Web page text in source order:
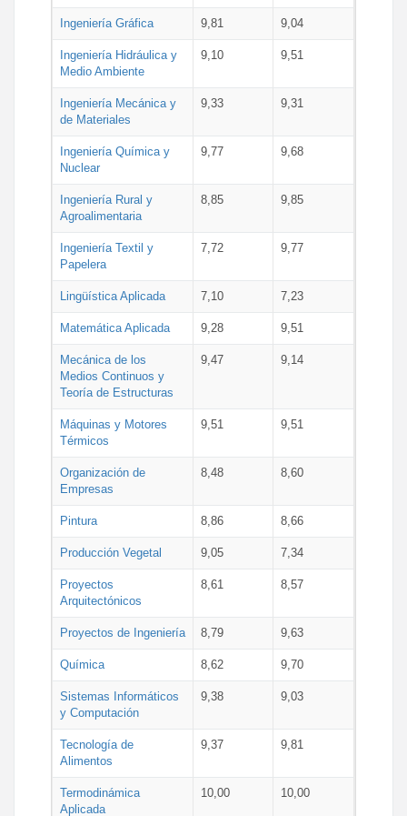
Ingeniería Gráfica 9,81 9,04
Ingeniería Hidráulica y
Medio Ambiente
9,10 9,51
Ingeniería Mecánica y
de Materiales
9,33 9,31
Ingeniería Química y
Nuclear
9,77 9,68
Ingeniería Rural y
Agroalimentaria
8,85 9,85
Ingeniería Textil y
Papelera
7,72 9,77
Lingüística Aplicada 7,10 7,23
Matemática Aplicada 9,28 9,51
Mecánica de los
Medios Continuos y
Teoría de Estructuras
9,47 9,14
Máquinas y Motores
Térmicos
9,51 9,51
Organización de
Empresas
8,48 8,60
Pintura 8,86 8,66
Producción Vegetal 9,05 7,34
Proyectos
Arquitectónicos
8,61 8,57
Proyectos de Ingeniería 8,79 9,63
Química 8,62 9,70
Sistemas Informáticos
y Computación
9,38 9,03
Tecnología de
Alimentos
9,37 9,81
Termodinámica
Aplicada
10,00 10,00